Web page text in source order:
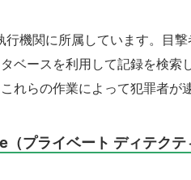
機関に所属しています。目
ベースを利用して記録を検索
れらの作業によって犯罪者が
プライベート ディテクテ